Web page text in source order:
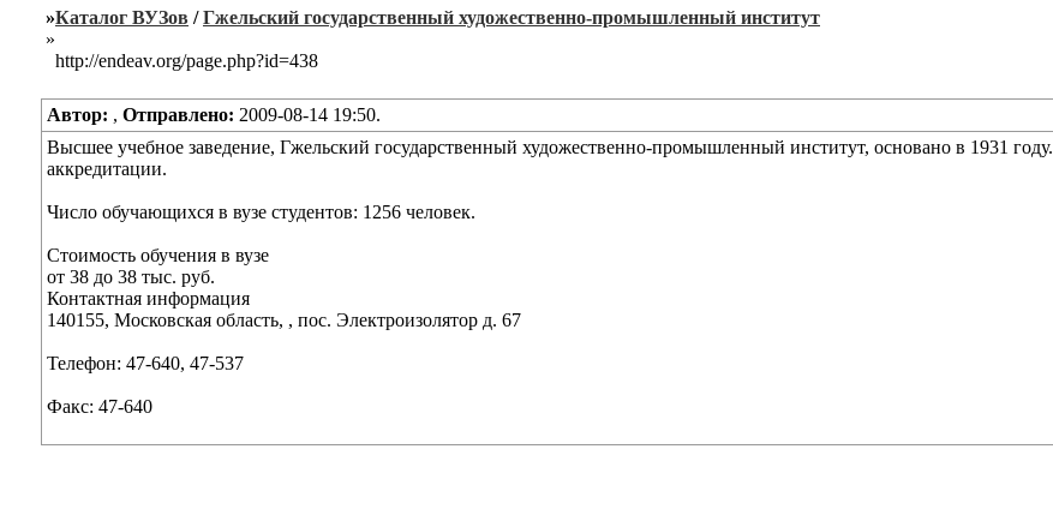
»Каталог ВУЗов /Гжельский государственный художественно-промышленный институт
»
http://endeav.org/page.php?id=438
Автор: , Отправлено: 2009-08-14 19:50.
Высшее учебное заведение, Гжельский государственный художественно-промышленный институт, основано в 1931
аккредитации.
Число обучающихся в вузе студентов: 1256 человек.
Стоимость обучения в вузе
от 38 до 38 тыс. руб.
Контактная информация
140155, Московская область, , пос. Электроизолятор д. 67
Телефон: 47-640, 47-537
Факс: 47-640